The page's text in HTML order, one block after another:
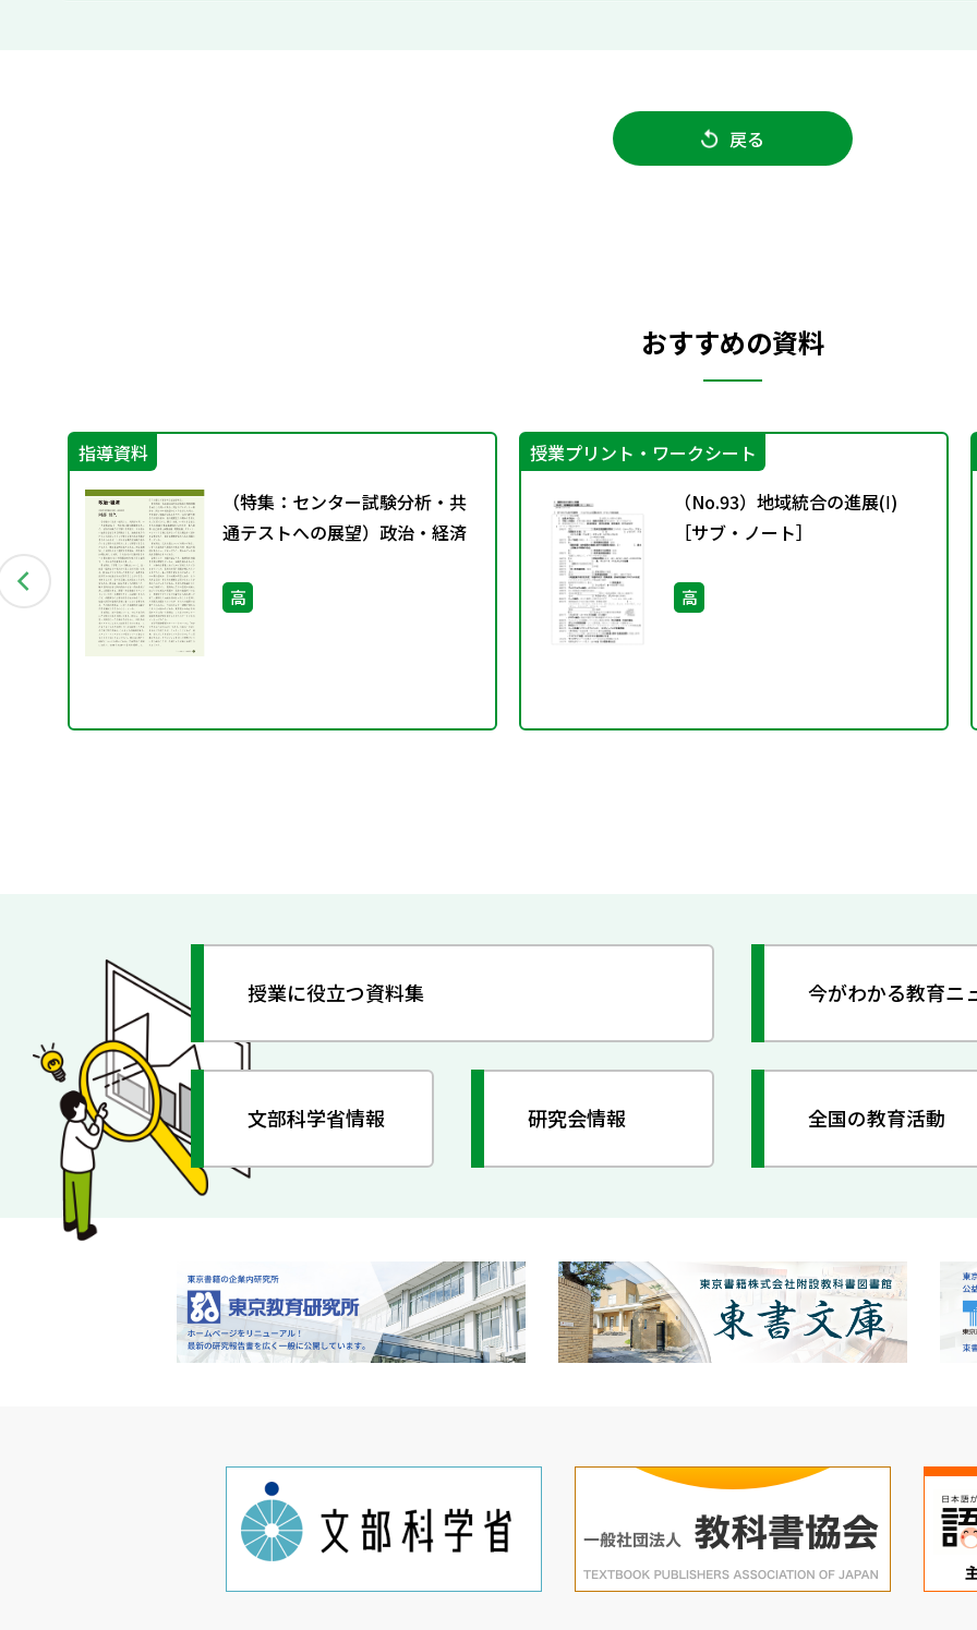
戻る
おすすめの資料
指導資料
（特集：センター試験分析・共
通テストへの展望）政治・経済
高
授業プリント・ワークシート
（No.93）地域統合の進展(Ⅰ)
［サブ・ノート］
高
授業に役立つ資料集 今がわかる教育ニ
文部科学省情報 研究会情報 全国の教育活動